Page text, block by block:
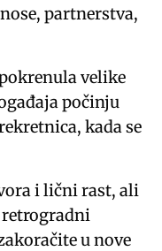
partnerstva,
velike
počinju
kada se
i lični rast, ali
retrogradni
u nove